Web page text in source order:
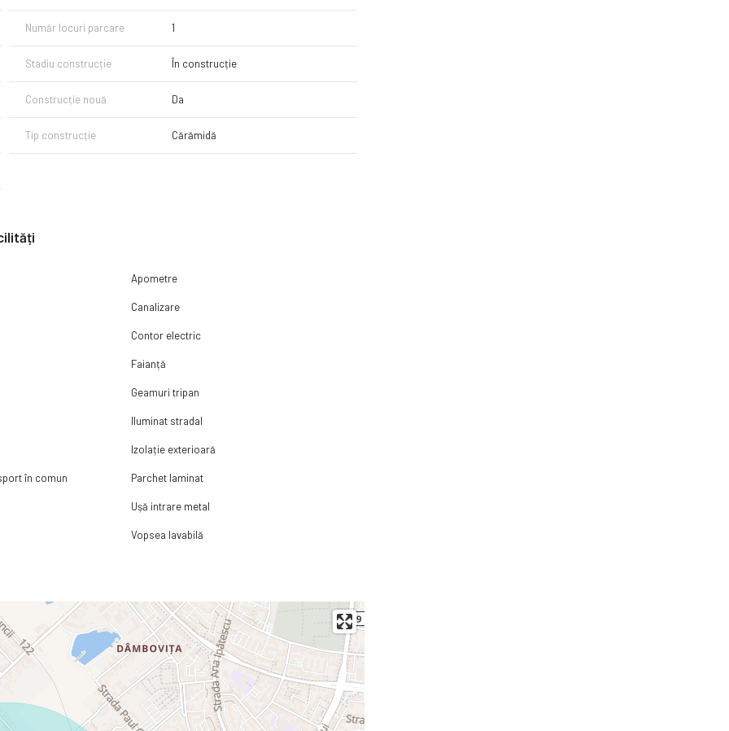
vei avea mai putine griji si vei beneficia de consultanta imobiliara,
Număr locuri parcare 1
Stadiu construcție În construcție
Construcție nouă Da
Tip construcție Cărămidă
Apometre
Canalizare
Contor electric
Faianță
Geamuri tripan
Iluminat stradal
Izolație exterioară
în comun Parchet laminat
Ușă intrare metal
Vopsea lavabilă